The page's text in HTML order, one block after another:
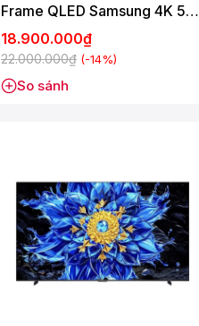
Frame QLED Samsung 4K 55
Inch QA55LS03H
18.900.000₫
22.000.000₫ (-14%)
So sánh